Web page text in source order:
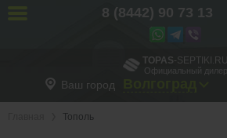
TOPAS-SEPTIKI.RU
Официальный дилер
Ваш город
Тополь
8 (8442) 90 73 13